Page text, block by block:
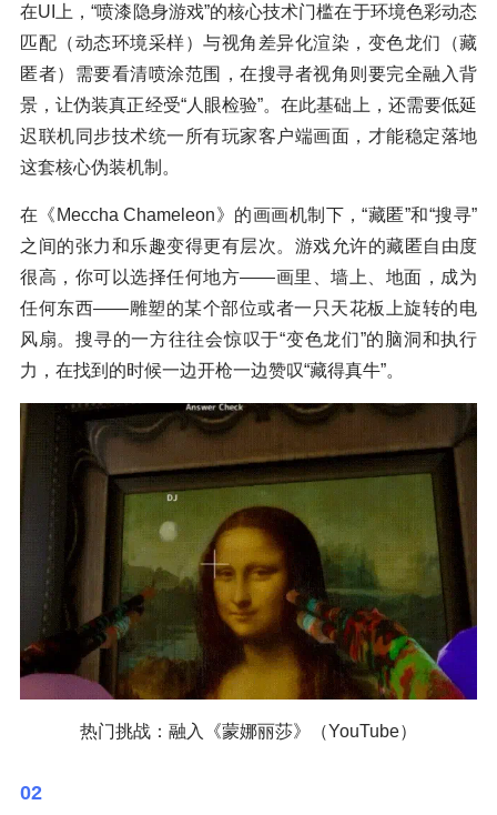
在UI上，“喷漆隐身游戏”的核心技术门槛在于环境色彩动态
匹配（动态环境采样）与视角差异化渲染，变色龙们（藏
匿者）需要看清喷涂范围，在搜寻者视角则要完全融入背
景，让伪装真正经受“人眼检验”。在此基础上，还需要低延
迟联机同步技术统一所有玩家客户端画面，才能稳定落地
这套核心伪装机制。
在《Meccha Chameleon》的画画机制下，“藏匿”和“搜寻”
之间的张力和乐趣变得更有层次。游戏允许的藏匿自由度
很高，你可以选择任何地方——画里、墙上、地面，成为
任何东西——雕塑的某个部位或者一只天花板上旋转的电
风扇。搜寻的一方往往会惊叹于“变色龙们”的脑洞和执行
力，在找到的时候一边开枪一边赞叹“藏得真牛”。
热门挑战：融入《蒙娜丽莎》（YouTube）
02